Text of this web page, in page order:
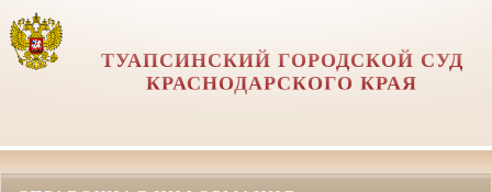
ТУАПСИНСКИЙ ГОРОДСКОЙ СУД
КРАСНОДАРСКОГО КРАЯ